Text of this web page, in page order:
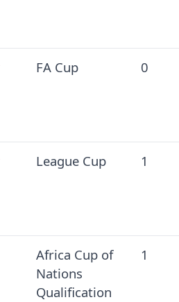
FA Cup 0
League Cup 1
Africa Cup of
Nations
Qualification
1